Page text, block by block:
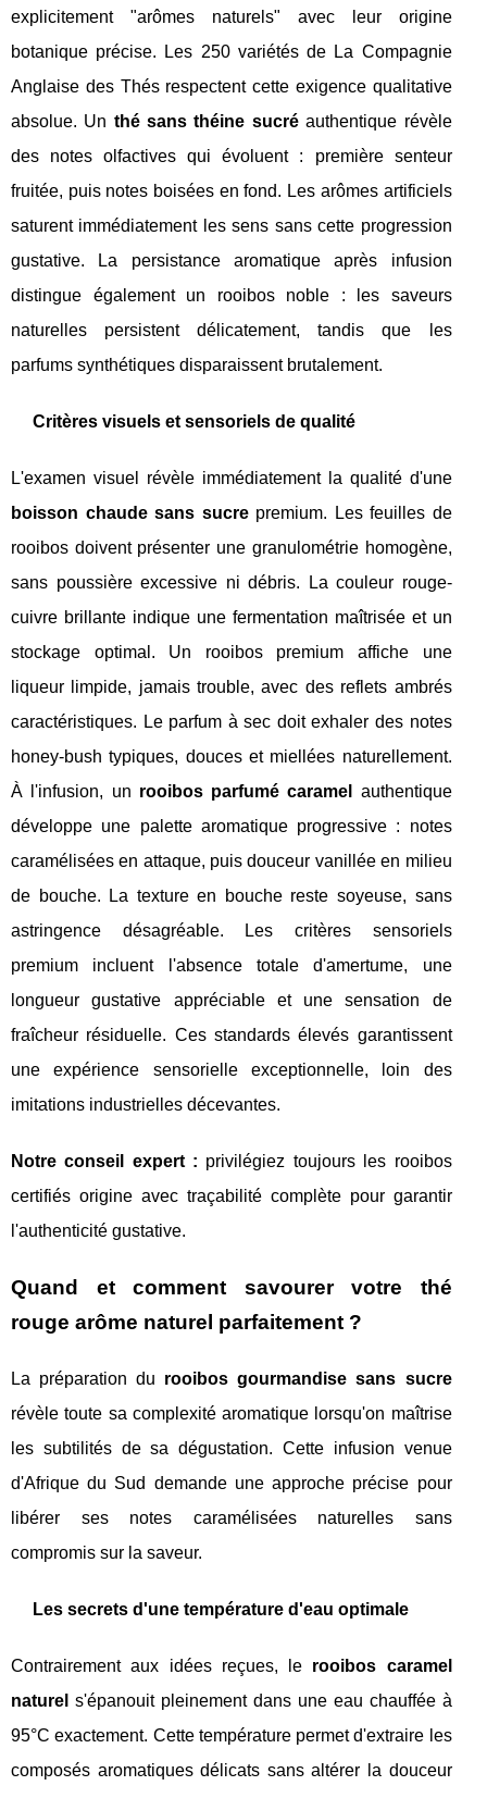
explicitement "arômes naturels" avec leur origine
botanique précise. Les 250 variétés de La Compagnie
Anglaise des Thés respectent cette exigence qualitative
absolue. Un thé sans théine sucréauthentique révèle
des notes olfactives qui évoluent : première senteur
fruitée, puis notes boisées en fond. Les arômes artificiels
saturent immédiatement les sens sans cette progression
gustative. La persistance aromatique après infusion
distingue également un rooibos noble : les saveurs
naturelles persistent délicatement, tandis que les
parfums synthétiques disparaissent brutalement.
Critères visuels et sensoriels de qualité
L'examen visuel révèle immédiatement la qualité d'une
boisson chaude sans sucrepremium. Les feuilles de
rooibos doivent présenter une granulométrie homogène,
sans poussière excessive ni débris. La couleur rouge-
cuivre brillante indique une fermentation maîtrisée et un
stockage optimal. Un rooibos premium affiche une
liqueur limpide, jamais trouble, avec des reflets ambrés
caractéristiques. Le parfum à sec doit exhaler des notes
honey-bush typiques, douces et miellées naturellement.
À l'infusion, un rooibos parfumé caramel
authentique
développe une palette aromatique progressive : notes
caramélisées en attaque, puis douceur vanillée en milieu
de bouche. La texture en bouche reste soyeuse, sans
astringence désagréable. Les critères sensoriels
premium incluent l'absence totale d'amertume, une
longueur gustative appréciable et une sensation de
fraîcheur résiduelle. Ces standards élevés garantissent
une expérience sensorielle exceptionnelle, loin des
imitations industrielles décevantes.
Notre conseil expert : privilégiez toujours les rooibos
certifiés origine avec traçabilité complète pour garantir
l'authenticité gustative.
Quand et comment savourer votre thé
rouge arôme naturel parfaitement ?
La préparation du rooibos gourmandise sans sucre
révèle toute sa complexité aromatique lorsqu'on maîtrise
les subtilités de sa dégustation. Cette infusion venue
d'Afrique du Sud demande une approche précise pour
libérer ses notes caramélisées naturelles sans
compromis sur la saveur.
Les secrets d'une température d'eau optimale
Contrairement aux idées reçues, le rooibos caramel
naturel s'épanouit pleinement dans une eau chauffée à
95°C exactement. Cette température permet d'extraire les
composés aromatiques délicats sans altérer la douceur